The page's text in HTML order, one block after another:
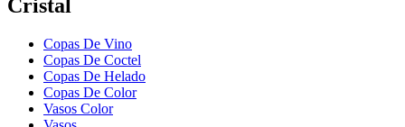
Cristal
Copas De Vino
Copas De Coctel
Copas De Helado
Copas De Color
Vasos Color